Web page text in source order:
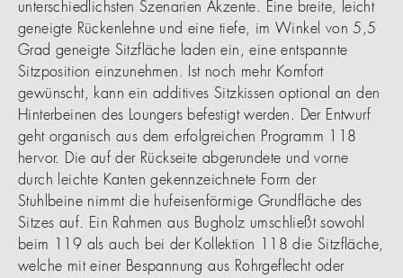
unterschiedlichsten Szenarien Akzente. Eine breite, leicht
geneigte Rückenlehne und eine tiefe, im Winkel von 5,5
Grad geneigte Sitzfläche laden ein, eine entspannte
Sitzposition einzunehmen. Ist noch mehr Komfort
gewünscht, kann ein additives Sitzkissen optional an den
Hinterbeinen des Loungers befestigt werden. Der Entwurf
geht organisch aus dem erfolgreichen Programm 118
hervor. Die auf der Rückseite abgerundete und vorne
durch leichte Kanten gekennzeichnete Form der
Stuhlbeine nimmt die hufeisenförmige Grundfläche des
Sitzes auf. Ein Rahmen aus Bugholz umschließt sowohl
beim 119 als auch bei der Kollektion 118 die Sitzfläche,
welche mit einer Bespannung aus Rohrgeflecht oder